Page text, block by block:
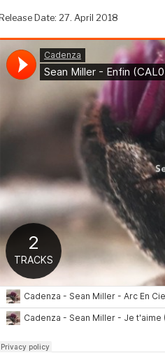
Release Date: 27. April 2018